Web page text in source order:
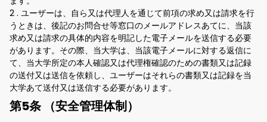
2 . ユーザーは、自ら又は代理人を通じて前項の求め又は請求を行
うときは、後記のお問合せ等窓口のメールアドレスあてに、当該
求め又は請求の具体的内容を明記した電子メールを送信する必要
があります。その際、当大学は、当該電子メールに対する返信に
て、当大学所定の本人確認又は代理権確認のための書類又は記録
の送付又は送信を依頼し、ユーザーはそれらの書類又は記録を当
大学あて送付又は送信する必要があります。
第5条 （安全管理体制）